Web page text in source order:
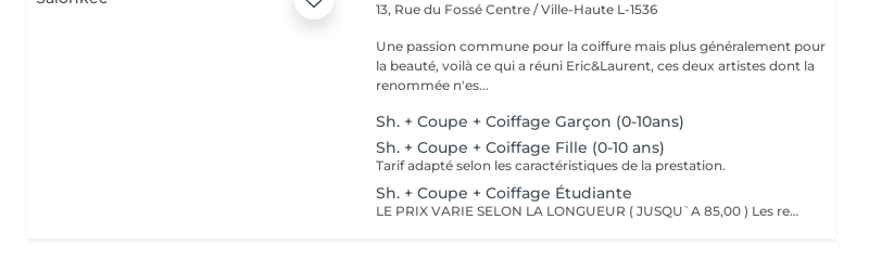
13, Rue du FosséCentre / Ville-Haute L-1536
Une passion commune pour la coiffure mais plus généralement pour
la beauté, voilà ce qui a réuni Eric&Laurent, ces deux artistes dont la
renommée n'es...
Sh. + Coupe + Coiffage Garçon (0-10ans)
Sh. + Coupe + Coiffage Fille (0-10 ans)
Tarif adapté selon les caractéristiques de la prestation.
Sh. + Coupe + Coiffage Étudiante
LE PRIX VARIE SELON LA LONGUEUR ( JUSQU`A 85,00 ) Les remises sont valables uniquement mardi-mercredi-jeudi sur les prestations couleur, toner et balayage (-10%)